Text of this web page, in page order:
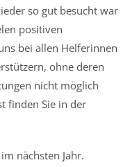
so gut besucht war
positiven
bei allen Helferinnen
ohne deren
nicht möglich
finden Sie in der
nächsten Jahr.